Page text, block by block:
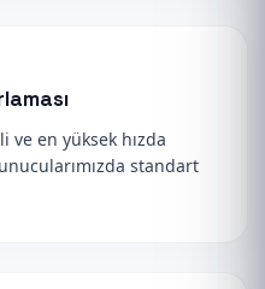
ve en yüksek hızda
standart